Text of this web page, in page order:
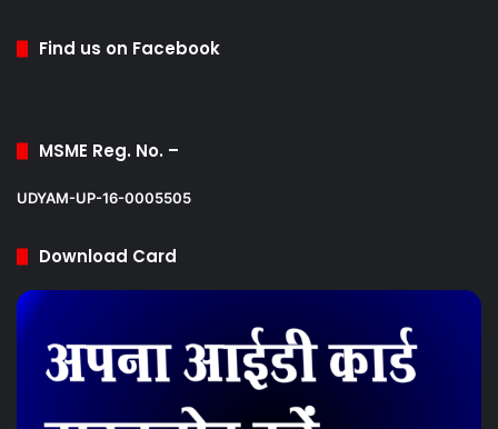
Find us on Facebook
MSME Reg. No. –
UDYAM-UP-16-0005505
Download Card